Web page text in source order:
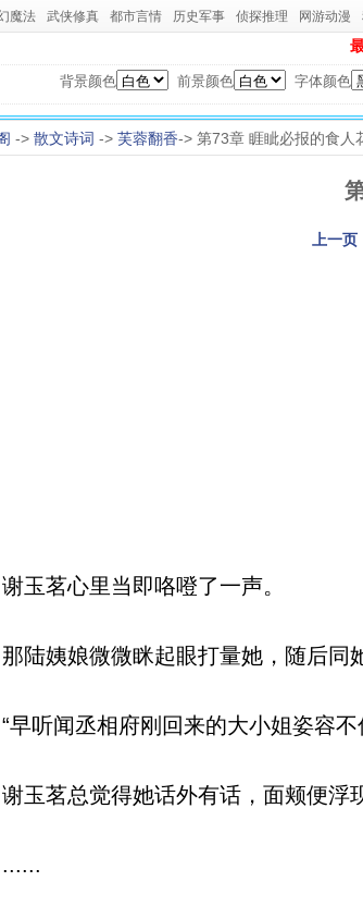
魔法 武侠修真 都市言情 历史军事 侦探推理 网游动漫
背景颜色 前景颜色 字体颜色
-> 散文诗词 -> 芙蓉翻香-> 第73章 睚眦必报的食人
上一页
玉茗心里当即咯噔了一声。
陆姨娘微微眯起眼打量她，随后同
听闻丞相府刚回来的大小姐姿容不
玉茗总觉得她话外有话，面颊便浮